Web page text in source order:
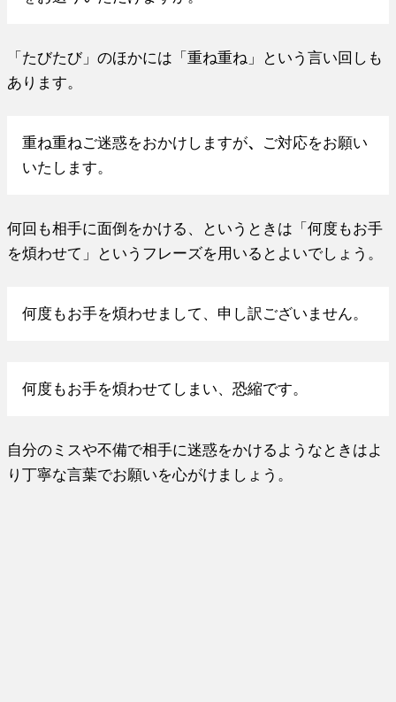
「たびたび」のほかには「重ね重ね」という言い回しも
あります。
重ね重ねご迷惑をおかけしますが、
ご対応をお願い
いたします。
何回も相手に面倒をかける、というときは「何度もお手
を煩わせて」というフレーズを用いるとよいでしょう。
何度もお手を煩わせまして、申し訳ございません。
何度もお手を煩わせてしまい、恐縮です。
自分のミスや不備で相手に迷惑をかけるようなときはよ
り丁寧な言葉でお願いを心がけましょう。